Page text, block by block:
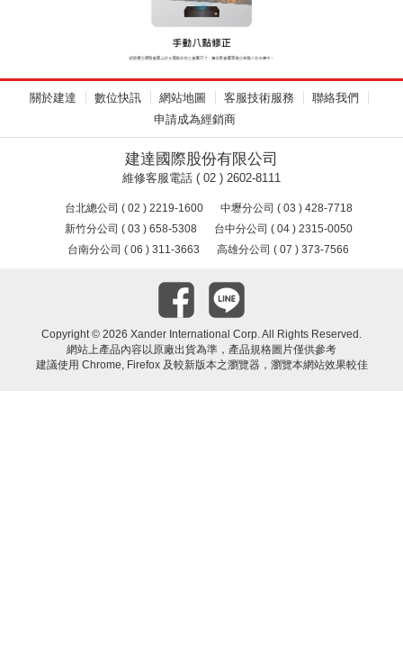
關於建達 數位快訊 網站地圖 客服技術服務
聯絡我們
申請成為經銷商
建達國際股份有限公司
維修客服電話 ( 02 ) 2602-8111
台北總公司 ( 02 ) 2219-1600
中壢分公司 ( 03 ) 428-7718
新竹分公司 ( 03 ) 658-5308
台中分公司 ( 04 ) 2315-0050
台南分公司 ( 06 ) 311-3663
高雄分公司 ( 07 ) 373-7566
Copyright © 2026 Xander International Corp. All Rights Reserved.
網站上產品內容以原廠出貨為準，產品規格圖片僅供參考
建議使用 Chrome, Firefox 及較新版本之瀏覽器，瀏覽本網站效果較佳